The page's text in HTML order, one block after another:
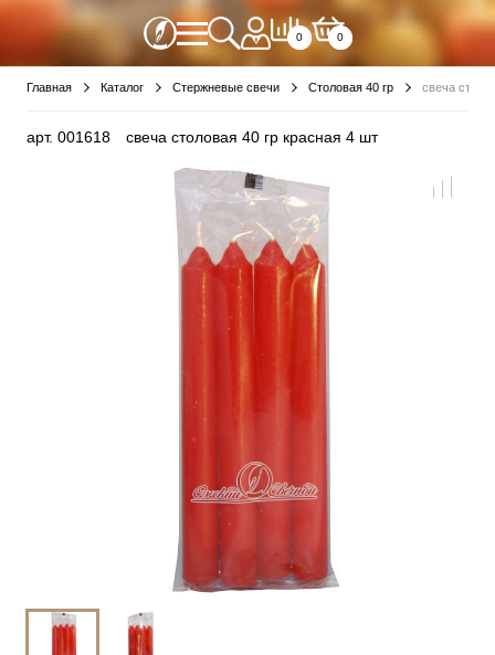
0 0
Главная Каталог Стержневые свечи Столовая 40 гр свеча
арт.001618 свеча столовая 40 гр красная 4 шт